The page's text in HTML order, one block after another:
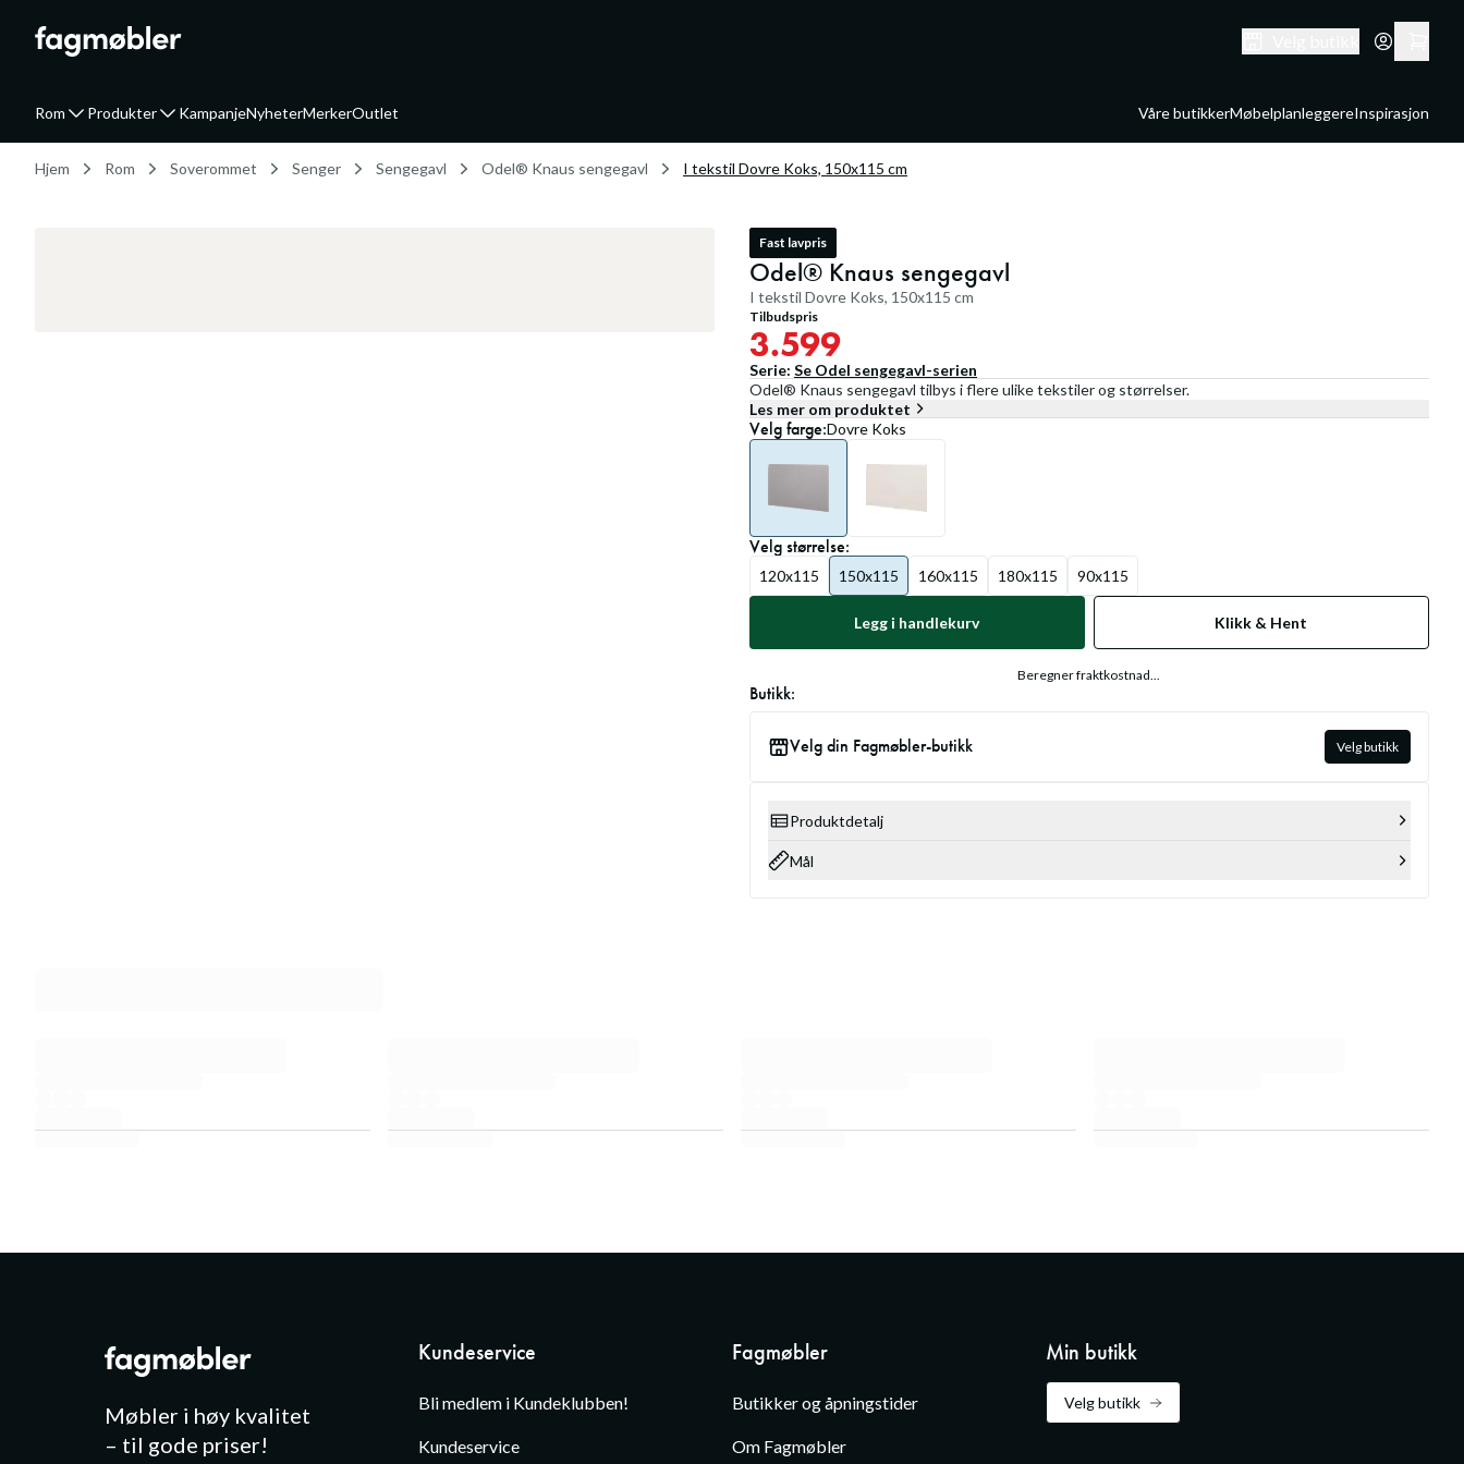
Rom Produkter KampanjeNyheterMerkerOutlet Våre butikkerMøbelplanleggereInspirasjon
Hjem Rom Soverommet Senger Sengegavl Odel® Knaus sengegavl I tekstil Dovre Koks, 150x115 cm
Fast lavpris
Odel® Knaus sengegavl
I tekstil Dovre Koks, 150x115 cm
Tilbudspris
3.599
Serie: Se Odel sengegavl-serien
Odel® Knaus sengegavl tilbys i flere ulike tekstiler og størrelser.
Les mer om produktet
Velgfarge:Dovre Koks
Velgstørrelse:
120x115 150x115 160x115 180x115 90x115
Legg i handlekurv Klikk & Hent
Beregner fraktkostnad...
Butikk:
Velg din Fagmøbler-butikk Velg butikk
Produktdetalj
Mål
Møbler i høy kvalitet
– til gode priser!
Kundeservice
Bli medlem i Kundeklubben!
Kundeservice
Fagmøbler
Butikker og åpningstider
Om Fagmøbler
Min butikk
Velg butikk